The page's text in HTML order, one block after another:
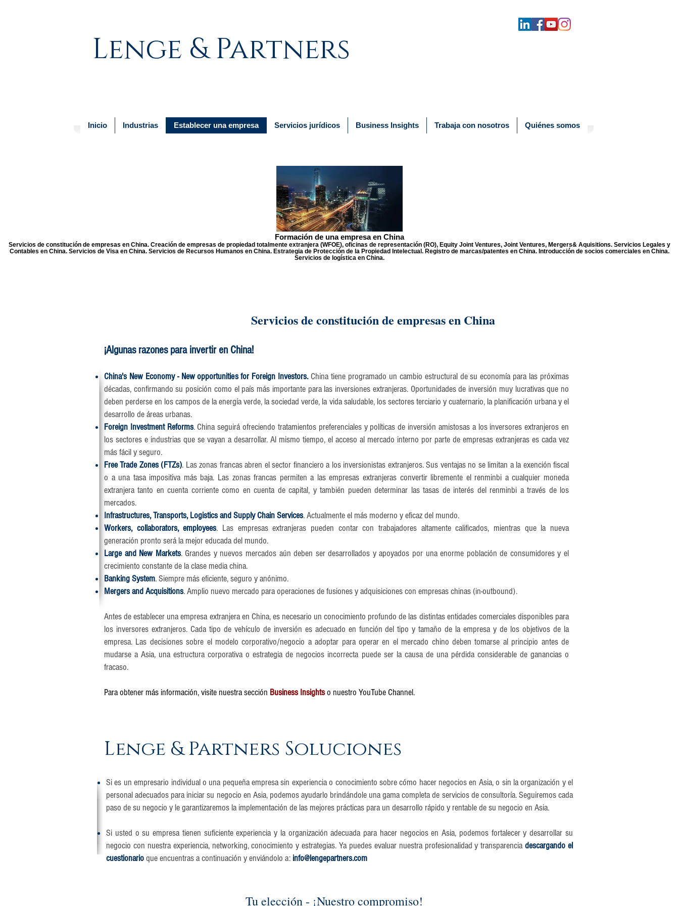
Lenge & Partners
Formación de una empresa en China
Servicios de constitución de empresas en China. Creación de empresas de propiedad totalmente extranjera (WFOE), oficinas de representación (RO), Equity Joint Ventures, Joint Ventures, Mergers& Aquisitions. Servicios Legales y
Contables en China. Servicios de Visa en China. Servicios de Recursos Humanos en China. Estrategia de Protección de la Propiedad Intelectual. Registro de marcas/patentes en China. Introducción de socios comerciales en China.
Servicios de logística en China.
Inicio Industrias Establecer una empresa Servicios jurídicos Business Insights Trabaja con nosotros Quiénes somos
Servicios de constitución de empresas en China
¡Algunas razones para invertir en China!
China's New Economy - New opportunities for Foreign Investors.​China tiene programado un cambio estructural de su economía para las próximas
décadas, confirmando su posición como el país más importante para las inversiones extranjeras. Oportunidades de inversión muy lucrativas que no
deben perderse en los campos de la energía verde, la sociedad verde, la vida saludable, los sectores terciario y cuaternario, la planificación urbana y el
desarrollo de áreas urbanas.
Foreign Investment Reforms. China seguirá ofreciendo tratamientos preferenciales y políticas de inversión amistosas a los inversores extranjeros en
los sectores e industrias que se vayan a desarrollar. Al mismo tiempo, el acceso al mercado interno por parte de empresas extranjeras es cada vez
más fácil y seguro.
Free Trade Zones (FTZs). Las zonas francas abren el sector financiero a los inversionistas extranjeros. Sus ventajas no se limitan a la exención fiscal
o a una tasa impositiva más baja. Las zonas francas permiten a las empresas extranjeras convertir libremente el renminbi a cualquier moneda
extranjera tanto en cuenta corriente como en cuenta de capital, y también pueden determinar las tasas de interés del renminbi a través de los
mercados.
Infrastructures, Transports, Logistics and Supply Chain Services. Actualmente el más moderno y eficaz del mundo.
Workers, collaborators, employees. Las empresas extranjeras pueden contar con trabajadores altamente calificados, mientras que la nueva
generación pronto será la mejor educada del mundo.
Large and New Markets. Grandes y nuevos mercados aún deben ser desarrollados y apoyados por una enorme población de consumidores y el
crecimiento constante de la clase media china.
Banking System. Siempre más eficiente, seguro y anónimo.
Mergers and Acquisitions. Amplio nuevo mercado para operaciones de fusiones y adquisiciones con empresas chinas (in-outbound).
Antes de establecer una empresa extranjera en China, es necesario un conocimiento profundo de las distintas entidades comerciales disponibles para
los inversores extranjeros. Cada tipo de vehículo de inversión es adecuado en función del tipo y tamaño de la empresa y de los objetivos de la
empresa. Las decisiones sobre el modelo corporativo/negocio a adoptar para operar en el mercado chino deben tomarse al principio antes de
mudarse a Asia, una estructura corporativa o estrategia de negocios incorrecta puede ser la causa de una pérdida considerable de ganancias o
fracaso.
Para obtener más información, visite nuestra sección Business Insightso nuestro YouTube Channel.
Lenge & Partners Soluciones
Si es un empresario individual o una pequeña empresa sin experiencia o conocimiento sobre cómo hacer negocios en Asia, o sin la organización y el
personal adecuados para iniciar su negocio en Asia, podemos ayudarlo brindándole una gama completa de servicios de consultoría. Seguiremos cada
paso de su negocio y le garantizaremos la implementación de las mejores prácticas para un desarrollo rápido y rentable de su negocio en Asia.
Si usted o su empresa tienen suficiente experiencia y la organización adecuada para hacer negocios en Asia, podemos fortalecer y desarrollar su
negocio con nuestra experiencia, networking, conocimiento y estrategias. Ya puedes evaluar nuestra profesionalidad y transparenciadescargando el
cuestionarioque encuentras a continuación y enviándolo a: info@lengepartners.com
Tu elección - ¡Nuestro compromiso!